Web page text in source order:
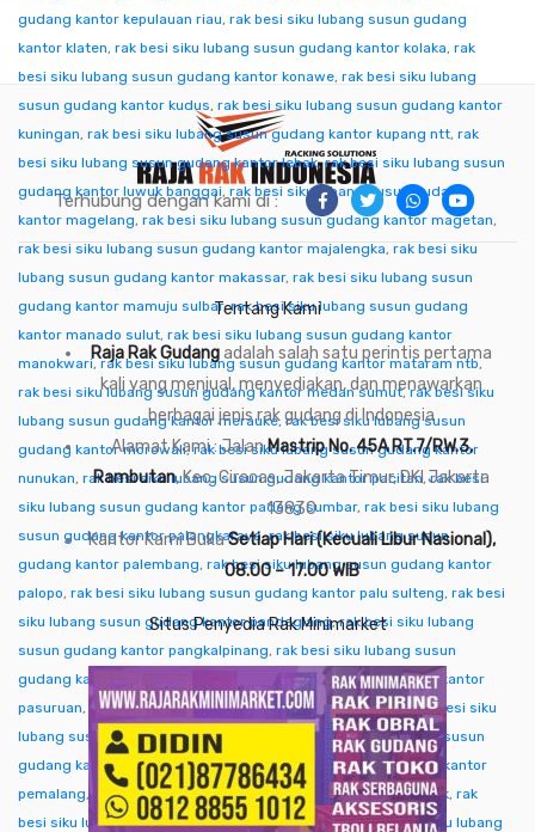
gudang kantor kepulauan riau, rak besi siku lubang susun gudang
kantor klaten, rak besi siku lubang susun gudang kantor kolaka, rak
besi siku lubang susun gudang kantor konawe, rak besi siku lubang
susun gudang kantor kudus, rak besi siku lubang susun gudang kantor
kuningan, rak besi siku lubang susun gudang kantor kupang ntt, rak
besi siku lubang susun gudang kantor lebak,rak besi siku lubang susun
gudang kantor luwuk banggai, rak besi siku lubang susun gudang
kantor magelang, rak besi siku lubang susun gudang kantor magetan,
rak besi siku lubang susun gudang kantor majalengka, rak besi siku
lubang susun gudang kantor makassar, rak besi siku lubang susun
gudang kantor mamuju sulbar,rak besi siku lubang susun gudang
kantor manado sulut, rak besi siku lubang susun gudang kantor
manokwari,rak besi siku lubang susun gudang kantor mataram ntb,
rak besi siku lubang susun gudang kantor medan sumut,rak besi siku
lubang susun gudang kantor merauke,rak besi siku lubang susun
gudang kantor morowali,rak besi siku lubang susun gudang kantor
nunukan, rak besi siku lubang susun gudang kantor pacitan,rak besi
siku lubang susun gudang kantor padang sumbar, rak besi siku lubang
susun gudang kantor palangkaraya,rak besi siku lubang susun
gudang kantor palembang, rak besi siku lubang susun gudang kantor
palopo, rak besi siku lubang susun gudang kantor palu sulteng, rak besi
siku lubang susun gudang kantor pandeglang,rak besi siku lubang
susun gudang kantor pangkalpinang, rak besi siku lubang susun
gudang kantor pare-pare
rak besi siku lubang susun gudang kantor
pasuruan, rak besi siku lubang susun gudang kantor pati,rak besi siku
lubang susun gudang kantor pekalongan
rak besi siku lubang susun
gudang kantor pekanbaru,rak besi siku lubang susun gudang kantor
pemalang, rak besi siku lubang susun gudang kantor pontianak, rak
besi siku lubang susun gudang kantor purwakarta,rak besi siku lubang
Terhubung dengan kami di :
Tentang Kami
Raja Rak Gudangadalah salah satu perintis pertama
kali yang menjual, menyediakan, dan menawarkan
berbagai jenis rak gudang di Indonesia
Alamat Kami : JalanMastrip No. 45A RT.7/RW.3,
Rambutan, Kec. Ciracas, Jakarta Timur, DKI Jakarta
13830
Kantor Kami BukaSetiap Hari (Kecuali Libur Nasional),
08.00 – 17.00 WIB
Situs Penyedia Rak Minimarket